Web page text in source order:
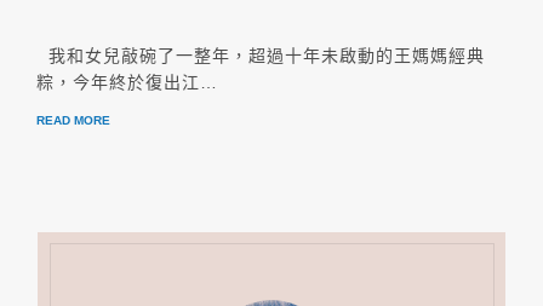
我和女兒敲碗了一整年，超過十年未啟動的王媽媽經典
粽，今年終於復出江…
READ MORE